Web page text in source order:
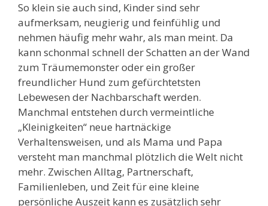
So klein sie auch sind, Kinder sind sehr
aufmerksam, neugierig und feinfühlig und
nehmen häufig mehr wahr, als man meint. Da
kann schonmal schnell der Schatten an der Wand
zum Träumemonster oder ein großer
freundlicher Hund zum gefürchtetsten
Lebewesen der Nachbarschaft werden.
Manchmal entstehen durch vermeintliche
„Kleinigkeiten“ neue hartnäckige
Verhaltensweisen, und als Mama und Papa
versteht man manchmal plötzlich die Welt nicht
mehr. Zwischen Alltag, Partnerschaft,
Familienleben, und Zeit für eine kleine
persönliche Auszeit kann es zusätzlich sehr